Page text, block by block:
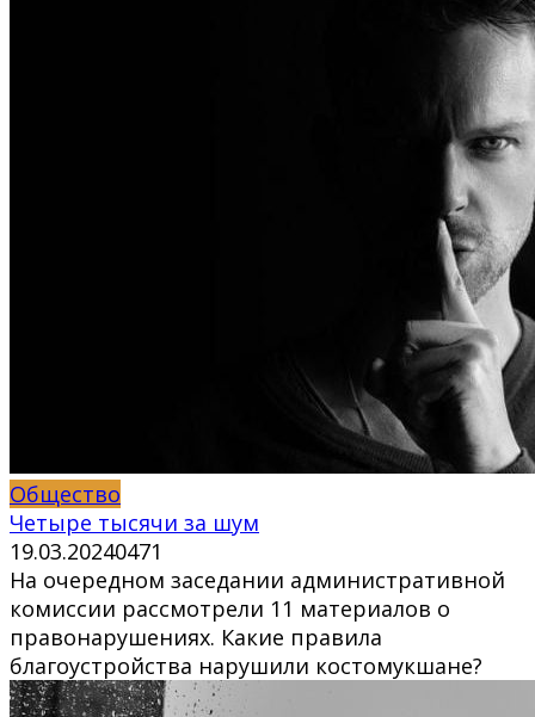
Общество
Четыре тысячи за шум
19.03.20240471
На очередном заседании административной
комиссии рассмотрели 11 материалов о
правонарушениях. Какие правила
благоустройства нарушили костомукшане?